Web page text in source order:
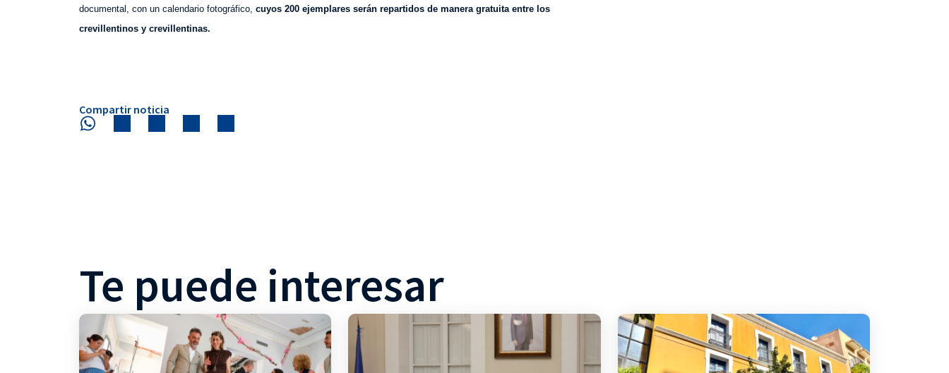
documental, con un calendario fotográfico, cuyos 200 ejemplares serán repartidos de manera gratuita entre los
crevillentinos y crevillentinas.
Compartir noticia
Te puede interesar